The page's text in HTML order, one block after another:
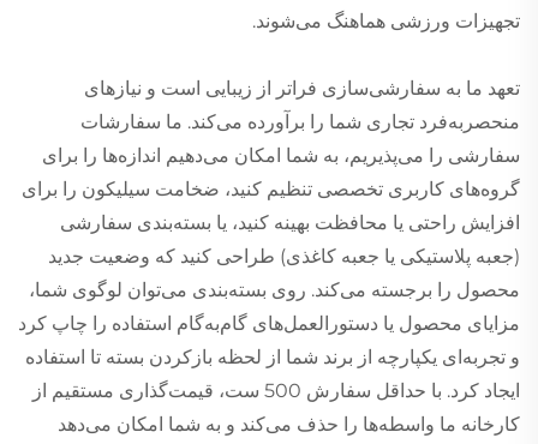
تجهیزات ورزشی هماهنگ می‌شوند.
تعهد ما به سفارشی‌سازی فراتر از زیبایی است و نیازهای
منحصربه‌فرد تجاری شما را برآورده می‌کند. ما سفارشات
سفارشی را می‌پذیریم، به شما امکان می‌دهیم اندازه‌ها را برای
گروه‌های کاربری تخصصی تنظیم کنید، ضخامت سیلیکون را برای
افزایش راحتی یا محافظت بهینه کنید، یا بسته‌بندی سفارشی
(جعبه پلاستیکی یا جعبه کاغذی) طراحی کنید که وضعیت جدید
محصول را برجسته می‌کند. روی بسته‌بندی می‌توان لوگوی شما،
مزایای محصول یا دستورالعمل‌های گام‌به‌گام استفاده را چاپ کرد
و تجربه‌ای یکپارچه از برند شما از لحظه بازکردن بسته تا استفاده
ایجاد کرد. با حداقل سفارش 500 ست، قیمت‌گذاری مستقیم از
کارخانه ما واسطه‌ها را حذف می‌کند و به شما امکان می‌دهد